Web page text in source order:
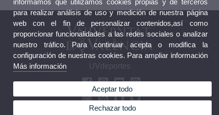
UVdeportes
para realizar análisis de uso y medición de nuestra página
web con el fin de personalizar contenidos,así como
proporcionar funcionalidades a las redes sociales o analizar
nuestro tráfico. Para continuar acepta o modifica la
configuración de nuestras cookies. Para ampliar información
Más información
Aceptar todo
Rechazar todo